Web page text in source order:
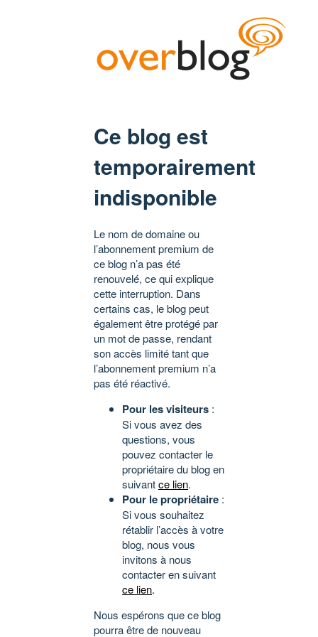
Ce blog est
temporairement
indisponible
Le nom de domaine ou
l’abonnement premium de
ce blog n’a pas été
renouvelé, ce qui explique
cette interruption. Dans
certains cas, le blog peut
également être protégé par
un mot de passe, rendant
son accès limité tant que
l’abonnement premium n’a
pas été réactivé.
Pour les visiteurs :
Si vous avez des
questions, vous
pouvez contacter le
propriétaire du blog en
suivantce lien.
Pour le propriétaire :
Si vous souhaitez
rétablir l’accès à votre
blog, nous vous
invitons à nous
contacter en suivant
ce lien.
Nous espérons que ce blog
pourra être de nouveau